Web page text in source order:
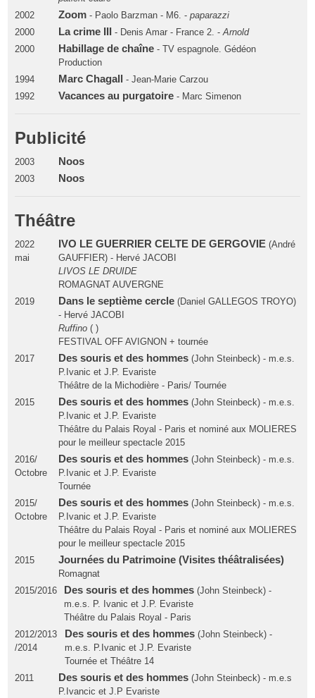
2002
Zoom - Paolo Barzman - M6. - paparazzi
2000
La crime III - Denis Amar - France 2. - Arnold
2000
Habillage de chaîne - TV espagnole. Gédéon
Production
1994
Marc Chagall - Jean-Marie Carzou
1992
Vacances au purgatoire - Marc Simenon
Publicité
2003 Noos
2003 Noos
Théâtre
2022
mai
IVO LE GUERRIER CELTE DE GERGOVIE(André
GAUFFIER) - Hervé JACOBI
LIVOS LE DRUIDE
ROMAGNAT AUVERGNE
2019
Dans le septième cercle(Daniel GALLEGOS TROYO)
- Hervé JACOBI
Ruffino( )
FESTIVAL OFF AVIGNON + tournée
2017
Des souris et des hommes(John Steinbeck) - m.e.s.
P.Ivanic et J.P. Evariste
Théâtre de la Michodière - Paris/ Tournée
2015
Des souris et des hommes(John Steinbeck) - m.e.s.
P.Ivanic et J.P. Evariste
Théâtre du Palais Royal - Paris et nominé aux MOLIERES
pour le meilleur spectacle 2015
2016/
Octobre
Des souris et des hommes(John Steinbeck) - m.e.s.
P.Ivanic et J.P. Evariste
Tournée
2015/
Octobre
Des souris et des hommes(John Steinbeck) - m.e.s.
P.Ivanic et J.P. Evariste
Théâtre du Palais Royal - Paris et nominé aux MOLIERES
pour le meilleur spectacle 2015
2015
Journées du Patrimoine (Visites théâtralisées)
Romagnat
2015/2016
Des souris et des hommes (John Steinbeck) -
m.e.s. P. Ivanic et J.P. Evariste
Théâtre du Palais Royal - Paris
2012/2013
/2014
Des souris et des hommes (John Steinbeck) -
m.e.s. P.Ivanic et J.P. Evariste
Tournée et Théâtre 14
2011
Des souris et des hommes(John Steinbeck) - m.e.s
P.Ivancic et J.P Evariste